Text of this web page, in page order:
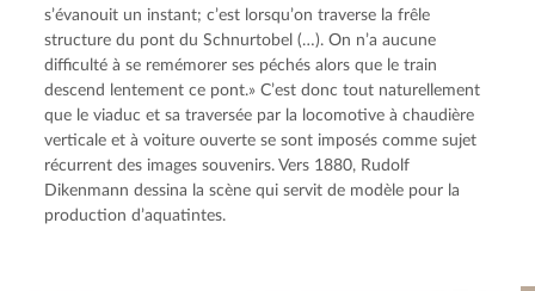
s’évanouit un instant; c’est lorsqu’on traverse la frêle
structure du pont du Schnurtobel (…). On n’a aucune
difficulté à se remémorer ses péchés alors que le train
descend lentement ce pont.» C’est donc tout naturellement
que le viaduc et sa traversée par la locomotive à chaudière
verticale et à voiture ouverte se sont imposés comme sujet
récurrent des images souvenirs. Vers 1880, Rudolf
Dikenmann dessina la scène qui servit de modèle pour la
production d’aquatintes.